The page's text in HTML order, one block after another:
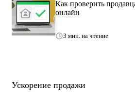
Ангар
✴ Полностью металлоконструкция.
✴ Высота самой верхней точки ангара 6
Собственный трансформатор на 250 кВа.
Как проверить
онлайн
3 мин. на чтение
Ускорение продажи